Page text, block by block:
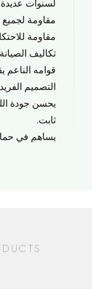
لسنوات
مقاومة
مقاومة
تكاليف
قوامه الناعم
التصميم
يحسن جودة
ثابت.
يساهم في